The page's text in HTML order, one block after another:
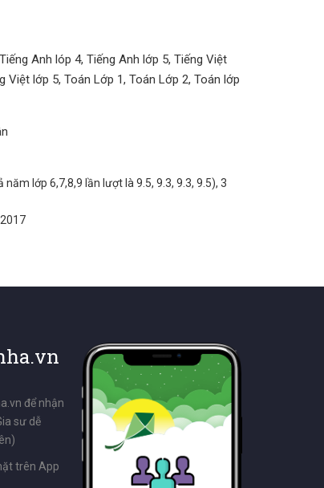
Anh lóp 4, Tiếng Anh lớp 5, Tiếng Việt
Việt lớp 5, Toán Lớp 1, Toán Lớp 2, Toán lớp
lớp 6,7,8,9 lần lượt là 9.5, 9.3, 9.3, 9.5), 3
để nhận
sư dễ
trên App